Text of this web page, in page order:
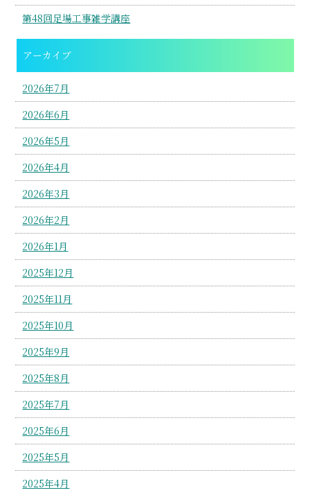
第48回足場工事雑学講座
アーカイブ
2026年7月
2026年6月
2026年5月
2026年4月
2026年3月
2026年2月
2026年1月
2025年12月
2025年11月
2025年10月
2025年9月
2025年8月
2025年7月
2025年6月
2025年5月
2025年4月